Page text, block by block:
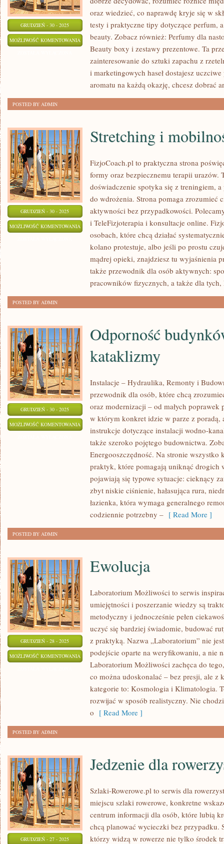
GRUDZIEŃ - 30 - 2025
MOŻLIWOŚĆ KOMENTOWANIA BIELIZNA
oraz wiedzieć, co naprawdę kryje się w
testy i praktyczne tipy dotyczące perfum,
beauty. Zobacz również: Perfumy dla
Beauty boxy i zestawy prezentowe. Ta
zainteresowanie do sztuki zapachu z
i marketingowych haseł dostajesz
aromatu na każdą okazję, chcesz dobrać
POSTED BY ADMIN
GRUDZIEŃ - 30 - 2025
MOŻLIWOŚĆ KOMENTOWANIA STRETCHING
MOBILNOŚĆ
Stretching i
FizjoCoach.pl to praktyczna strona
formy oraz bezpiecznemu terapii urazów.
doświadczenie spotyka się z treningiem,
do wdrożenia. Strona pomaga zrozumieć
aktywności bez przypadkowości.
i TeleFizjoterapia i konsultacje online.
osobach, które chcą działać
kolano protestuje, albo jeśli po prostu
mądrej opieki, znajdziesz tu wyjaśnienia
także przewodnik dla osób aktywnych:
pracowników fizycznych, a także dla
POSTED BY ADMIN
GRUDZIEŃ - 30 - 2025
MOŻLIWOŚĆ KOMENTOWANIA ODPORNOŚĆ
Odporność
kataklizmy
Instalacje – Hydraulika, Remonty i
przewodnik dla osób, które chcą
oraz modernizacji – od małych poprawek
w którym konkret idzie w parze z poradą,
instrukcje dotyczące instalacji wodno-
także szeroko pojętego budownictwa.
Energooszczędność. Na stronie wszystko
praktyk, które pomagają uniknąć drogich
pojawiają się typowe sytuacje: cieknący
zbyt niskie ciśnienie, hałasująca rura,
łazienka, która wymaga generalnego
codziennie potrzebny – [ Read More ]
POSTED BY ADMIN
GRUDZIEŃ - 28 - 2025
MOŻLIWOŚĆ KOMENTOWANIA EWOLUCJA
Ewolucja
Laboratorium Możliwości to serwis
umiejętności i poszerzanie wiedzy są
metodyczny i jednocześnie pełen
uczyć się bardziej świadomie, budować
z praktyką. Nazwa „Laboratorium” nie
podejście oparte na weryfikowaniu, a nie
Laboratorium Możliwości zachęca do
co można udoskonalać – bez presji, ale z
kategorie to: Kosmologia i Klimatologia.
rozwijać w sposób realistyczny. Nie
o [ Read More ]
POSTED BY ADMIN
GRUDZIEŃ - 27 - 2025
Jedzenie dla
Szlaki-Rowerowe.pl to serwis dla
miejscu szlaki rowerowe, konkretne
centrum informacji dla osób, które lubią
chcą planować wycieczki bez przypadku.
którzy widzą w rowerze nie tylko środek